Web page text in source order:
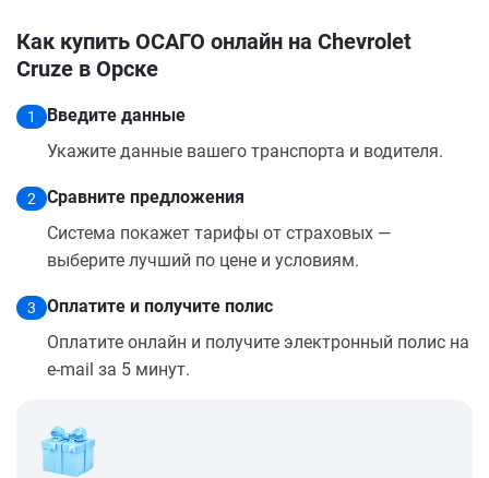
Как купить ОСАГО онлайн на Chevrolet
Cruze в Орске
1
Введите данные
Укажите данные вашего транспорта и водителя.
2
Сравните предложения
Система покажет тарифы от страховых —
выберите лучший по цене и условиям.
3
Оплатите и получите полис
Оплатите онлайн и получите электронный полис на
e-mail за 5 минут.